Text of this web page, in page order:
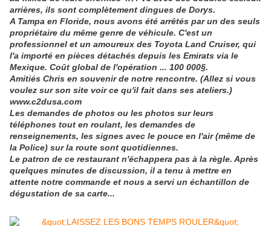
arrières, ils sont complètement dingues de Dorys.
A Tampa en Floride, nous avons été arrêtés par un des seuls
propriétaire du même genre de véhicule. C'est un
professionnel et un amoureux des Toyota Land Cruiser, qui
l'a importé en pièces détachés depuis les Emirats via le
Mexique. Coût global de l'opération ... 100 000§.
Amitiés Chris en souvenir de notre rencontre. (Allez si vous
voulez sur son site voir ce qu'il fait dans ses ateliers.)
www.c2dusa.com
Les demandes de photos ou les photos sur leurs
téléphones tout en roulant, les demandes de
renseignements, les signes avec le pouce en l'air (même de
la Police) sur la route sont quotidiennes.
Le patron de ce restaurant n'échappera pas à la règle. Après
quelques minutes de discussion, il a tenu à mettre en
attente notre commande et nous a servi un échantillon de
dégustation de sa carte...